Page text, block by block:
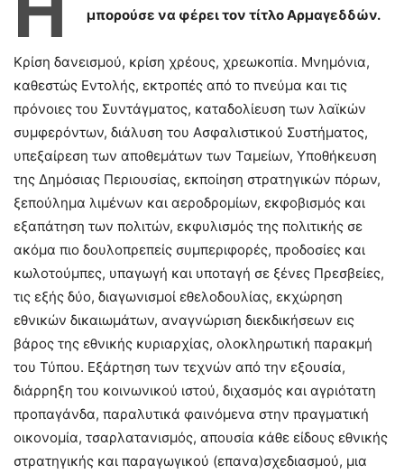
μπορούσε να φέρει τον τίτλο Αρμαγεδδών.
Κρίση δανεισμού, κρίση χρέους, χρεωκοπία. Μνημόνια,
καθεστώς Εντολής, εκτροπές από το πνεύμα και τις
πρόνοιες του Συντάγματος, καταδολίευση των λαϊκών
συμφερόντων, διάλυση του Ασφαλιστικού Συστήματος,
υπεξαίρεση των αποθεμάτων των Ταμείων, Υποθήκευση
της Δημόσιας Περιουσίας, εκποίηση στρατηγικών πόρων,
ξεπούλημα λιμένων και αεροδρομίων, εκφοβισμός και
εξαπάτηση των πολιτών, εκφυλισμός της πολιτικής σε
ακόμα πιο δουλοπρεπείς συμπεριφορές, προδοσίες και
κωλοτούμπες, υπαγωγή και υποταγή σε ξένες Πρεσβείες,
τις εξής δύο, διαγωνισμοί εθελοδουλίας, εκχώρηση
εθνικών δικαιωμάτων, αναγνώριση διεκδικήσεων εις
βάρος της εθνικής κυριαρχίας, ολοκληρωτική παρακμή
του Τύπου. Εξάρτηση των τεχνών από την εξουσία,
διάρρηξη του κοινωνικού ιστού, διχασμός και αγριότατη
προπαγάνδα, παραλυτικά φαινόμενα στην πραγματική
οικονομία, τσαρλατανισμός, απουσία κάθε είδους εθνικής
στρατηγικής και παραγωγικού (επανα)σχεδιασμού, μια